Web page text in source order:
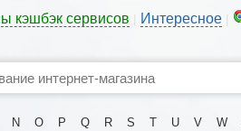
кэшбэк сервисов Интересное
N O P Q R S T U V W